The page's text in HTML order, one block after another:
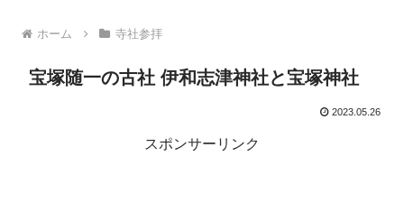
ホーム 寺社参拝
宝塚随一の古社 伊和志津神社と宝塚神社
2023.05.26
スポンサーリンク